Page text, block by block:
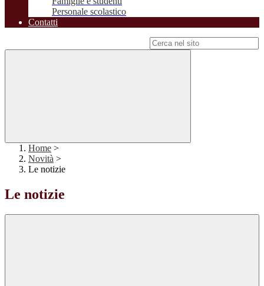
Personale scolastico
Contatti
Home >
Novità >
Le notizie
Le notizie